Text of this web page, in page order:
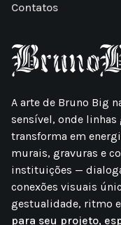
Contatos
A arte de Bruno Big
sensível, onde
transforma em
murais, gravuras e
instituições —
conexões visuais
gestualidade, ritmo
para seu projeto,